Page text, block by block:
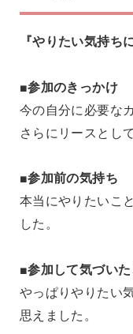
『やりたい気持ち
■参加のきっかけ
今の自分に必要な
さらにリースとし
■参加前の気持ち
本当にやりたいこ
した。
■参加して気づいた
やっぱりやりたい
思えました。